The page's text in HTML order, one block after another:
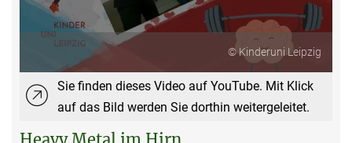
© Kinderuni Leipzig
Sie finden dieses Video auf YouTube. Mit Klick
auf das Bild werden Sie dorthin weitergeleitet.
Heavy Metal im Hirn